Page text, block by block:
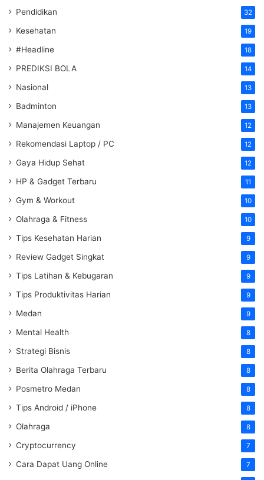
Pendidikan 32
Kesehatan 19
#Headline 18
PREDIKSI BOLA 14
Nasional 13
Badminton 13
Manajemen Keuangan 12
Rekomendasi Laptop / PC 12
Gaya Hidup Sehat 12
HP & Gadget Terbaru 11
Gym & Workout 10
Olahraga & Fitness 10
Tips Kesehatan Harian 9
Review Gadget Singkat 9
Tips Latihan & Kebugaran 9
Tips Produktivitas Harian 9
Medan 9
Mental Health 8
Strategi Bisnis 8
Berita Olahraga Terbaru 8
Posmetro Medan 8
Tips Android / iPhone 8
Olahraga 8
Cryptocurrency 7
Cara Dapat Uang Online 7